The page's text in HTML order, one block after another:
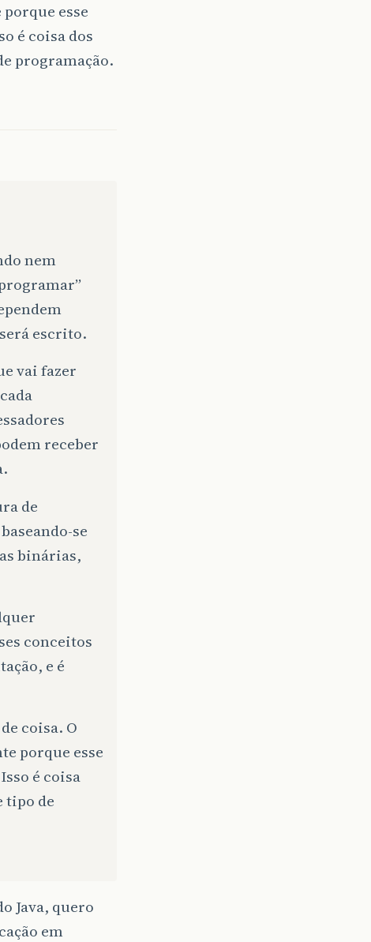
esse
é coisa dos
programação.
nem
escrito.
vai fazer
receber
de
se
binárias,
conceitos
e é
coisa. O
porque esse
é coisa
tipo de
Java, quero
em